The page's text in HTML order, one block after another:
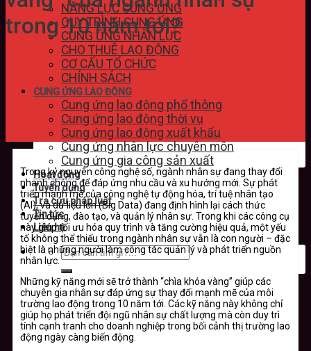
NĂNG LỰC CUNG ỨNG
QUY TRÌNH CUNG ỨNG
CUNG ỨNG NHÂN LỰC
CHO THUÊ LAO ĐỘNG
CƠ CẤU TỔ CHỨC
CHÍNH SÁCH
CUNG ỨNG LAO ĐỘNG
Cung ứng lao động phổ thông
Cung ứng lao động thời vụ
Cung ứng lao động xuất khẩu
Cung ứng nhân lực chuyên môn
Cung ứng gia công sản xuất
Hoạt động
Tuyển dụng
Tra cứu pháp luật
Tin tức
Liên hệ
trong 10 năm tới?
Trong kỷ nguyên công nghệ số, ngành nhân sự đang thay đổi
nhanh chóng để đáp ứng nhu cầu và xu hướng mới. Sự phát
triển mạnh mẽ của công nghệ tự động hóa, trí tuệ nhân tạo
(AI), và dữ liệu lớn (Big Data) đang định hình lại cách thức
tuyển dụng, đào tạo, và quản lý nhân sự. Trong khi các công cụ
này giúp tối ưu hóa quy trình và tăng cường hiệu quả, một yếu
tố không thể thiếu trong ngành nhân sự vẫn là con người – đặc
biệt là những người làm công tác quản lý và phát triển nguồn
nhân lực.
Những kỹ năng mới sẽ trở thành “chìa khóa vàng” giúp các
chuyên gia nhân sự đáp ứng sự thay đổi mạnh mẽ của môi
trường lao động trong 10 năm tới. Các kỹ năng này không chỉ
giúp họ phát triển đội ngũ nhân sự chất lượng mà còn duy trì
tính cạnh tranh cho doanh nghiệp trong bối cảnh thị trường lao
động ngày càng biến động.